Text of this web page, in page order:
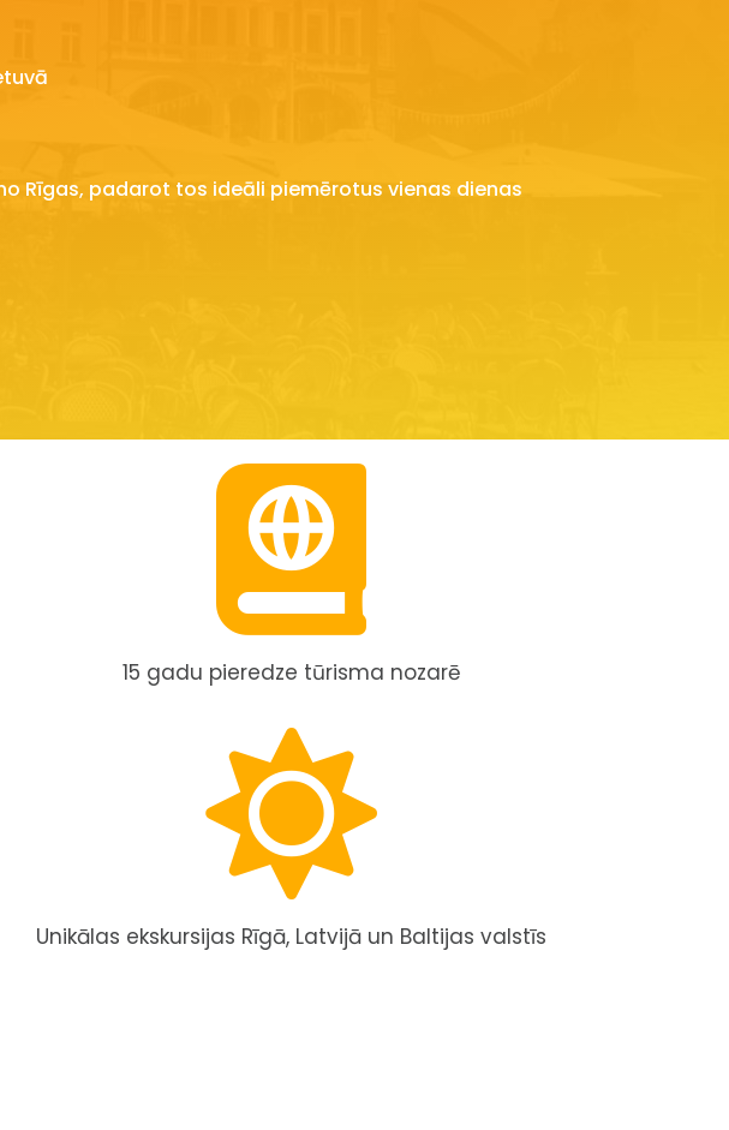
Rīgas, padarot tos ideāli piemērotus vienas dienas
15 gadu pieredze tūrisma nozarē
Unikālas ekskursijas Rīgā, Latvijā un Baltijas valstīs